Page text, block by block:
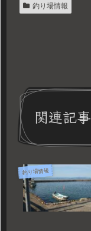
釣り場情報
関連記事
釣り場情報